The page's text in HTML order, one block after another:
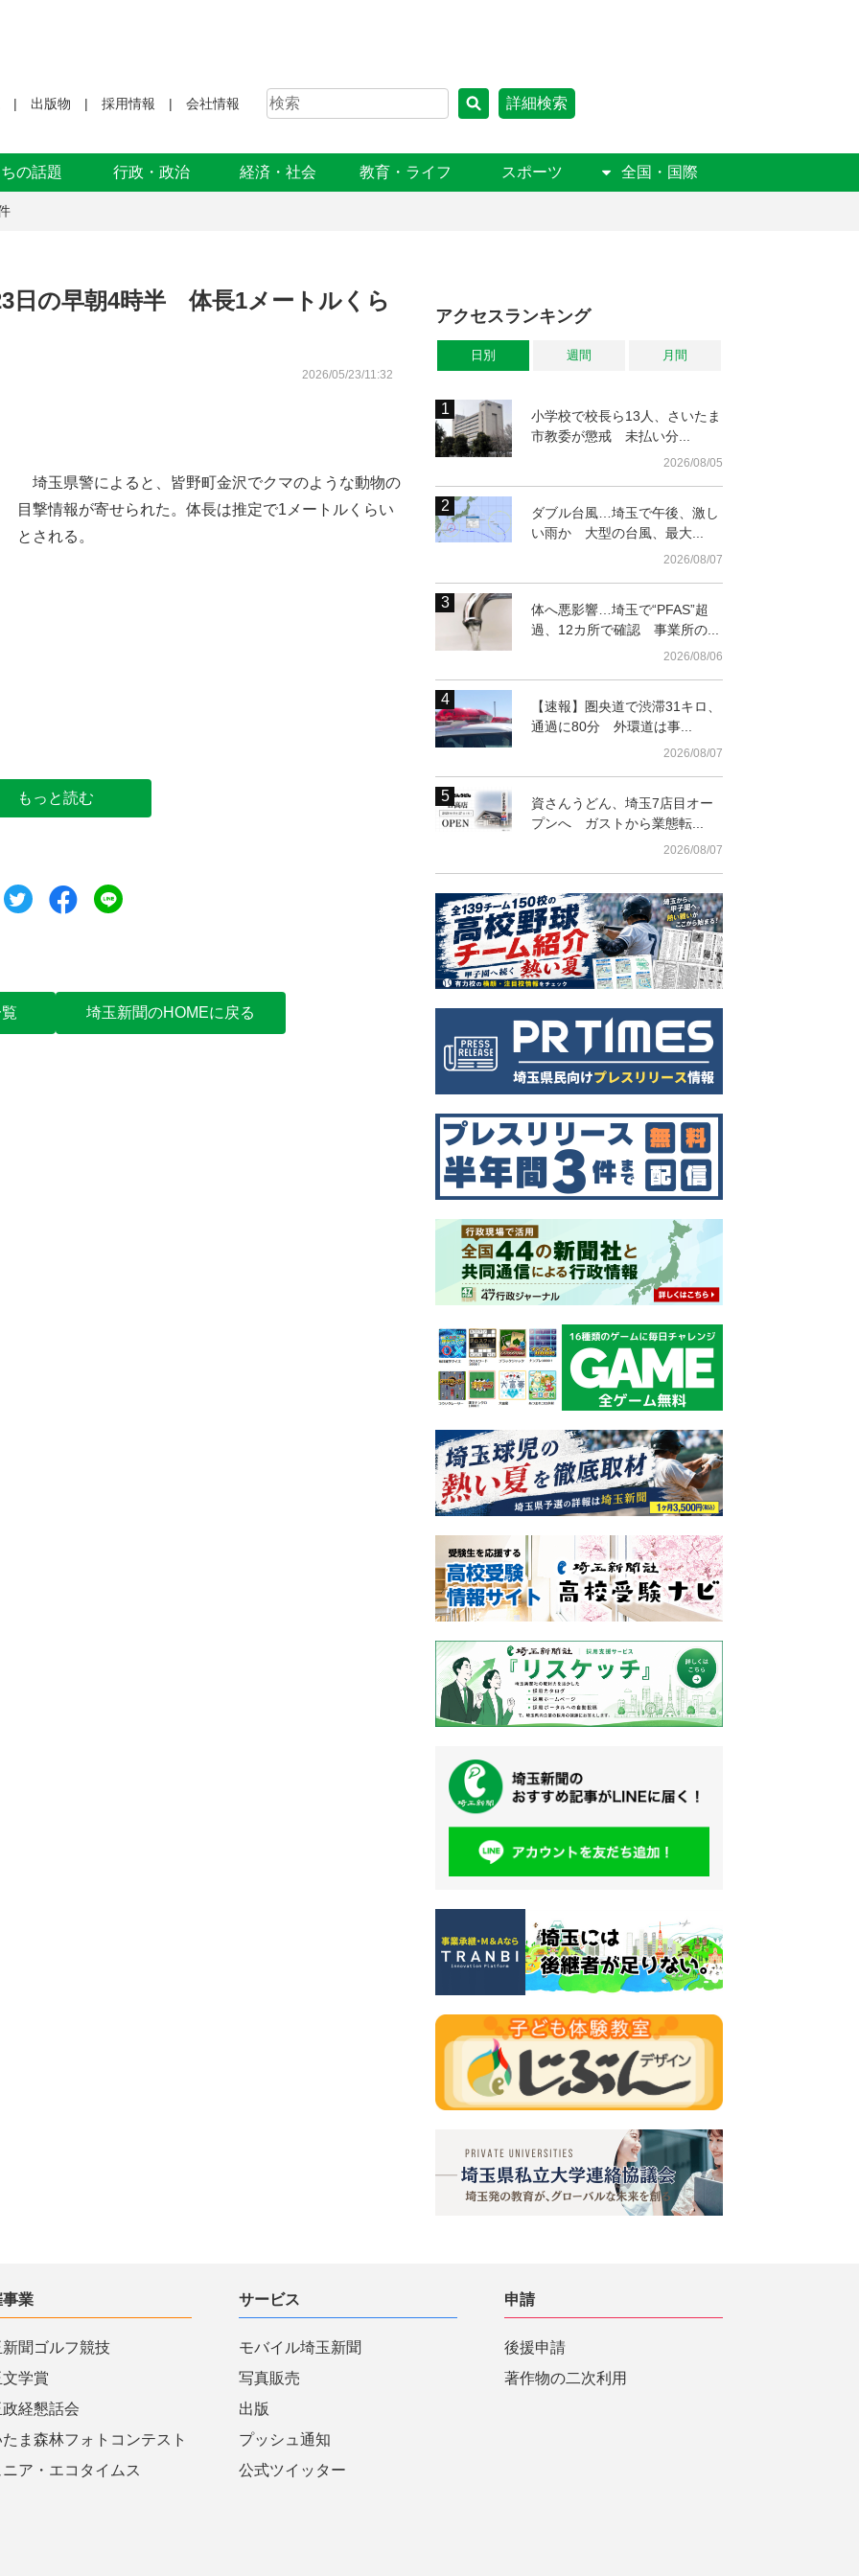
出版物 採用情報 会社情報 詳細検索
ちの話題 行政・政治 経済・社会 教育・ライフ スポーツ 全国・国際
の早朝4時半 体長1メートルくら
2026/05/23/11:32
クマイメージ
埼玉県警によると、皆野町金沢でクマのような動物の
目撃情報が寄せられた。体長は推定で1メートルくらい
とされる。
もっと読む
ツイートシェア
埼玉新聞のHOMEに戻る
アクセスランキング
日別 週間 月間
小学校で校長ら13人、さいたま
市教委が懲戒 未払い分...
2026/08/05
ダブル台風…埼玉で午後、激し
い雨か 大型の台風、最大...
2026/08/07
体へ悪影響…埼玉で“PFAS”超
過、12カ所で確認 事業所の...
2026/08/06
【速報】圏央道で渋滞31キロ、
通過に80分 外環道は事...
2026/08/07
資さんうどん、埼玉7店目オー
プンへ ガストから業態転...
2026/08/07
事業
聞ゴルフ競技
学賞
経懇話会
たま森林フォトコンテスト
ニア・エコタイムス
サービス
モバイル埼玉新聞
写真販売
出版
プッシュ通知
公式ツイッター
申請
後援申請
著作物の二次利用